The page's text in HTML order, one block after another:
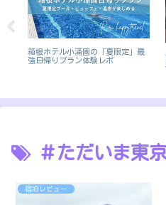
箱根ホテル小涌園の「夏限定」最
強日帰りプラン体験レポ
＃ただいま東
宿泊レビュー